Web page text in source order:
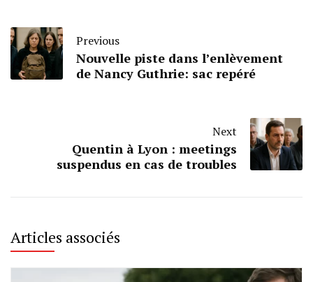
Previous
Nouvelle piste dans l’enlèvement
de Nancy Guthrie: sac repéré
Next
Quentin à Lyon : meetings
suspendus en cas de troubles
Articles associés